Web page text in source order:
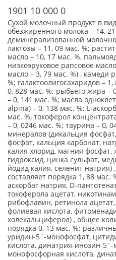
1901 10 000 0
Сухой молочный продукт в
обезжиренного молока – 14,
деминерализованной
лактозы – 11, 09 мас. %;
масло – 10, 17 мас. %,
низкоэруковое рапсовое
масло – 3, 79 мас. %) , камеди
%; галактоолигосахаридов –
0, 828 мас. %; рыбьего жира –
– 0, 141 мас. %; масла
alpina) – 0, 138 мас. %; L-
мас. %, токоферол
– 0, 0246 мас. %; таурина – 0,
минералов (дикальция
фосфат, кальция карбонат,
калия хлорид, магния фосфат,
гидроксид, цинка сульфат,
йодид калия, селенит
составляет порядка 1, 88
аскорбат натрия, D-
токоферола ацетат,
рибофлавин, ретинола
фолиевая кислота,
холекальциферол) , общее
порядка 0, 13 мас. %;
уридин-5´-монофосфат,
кислота, динатрия-инозин-
монофосфорная кислота,